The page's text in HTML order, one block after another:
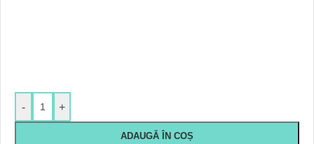
- +
ADAUGĂ ÎN COȘ